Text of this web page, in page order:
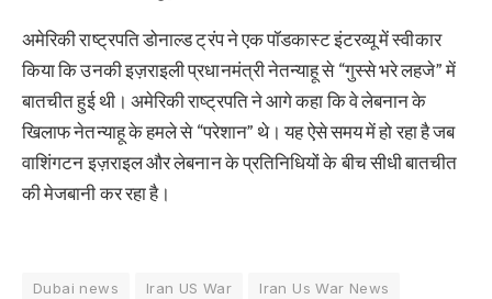
अमेरिकी राष्ट्रपति डोनाल्ड ट्रंप ने एक पॉडकास्ट इंटरव्यू में स्वीकार
किया कि उनकी इज़राइली प्रधानमंत्री नेतन्याहू से “गुस्से भरे लहजे” में
बातचीत हुई थी। अमेरिकी राष्ट्रपति ने आगे कहा कि वे लेबनान के
खिलाफ नेतन्याहू के हमले से “परेशान” थे। यह ऐसे समय में हो रहा है जब
वाशिंगटन इज़राइल और लेबनान के प्रतिनिधियों के बीच सीधी बातचीत
की मेजबानी कर रहा है।
Dubai news Iran US War
Iran Us War News